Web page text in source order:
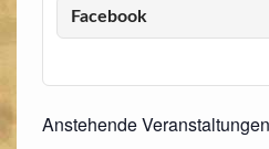
Facebook
Anstehende Veranstaltungen